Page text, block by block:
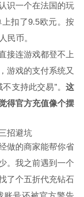
识一个在法国的玩
扣了9.5欧元。按
民币。
接连游戏都登不上
游戏的支付系统又
支持此交易”。 这
得官方充值像个摆
招避坑
做的商家能帮你省
。我之前遇到一个
了个五折代充钻石